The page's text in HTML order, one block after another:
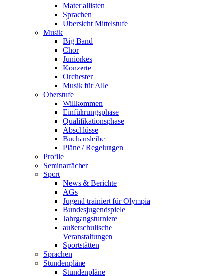
Materiallisten
Sprachen
Übersicht Mittelstufe
Musik
Big Band
Chor
Juniorkes
Konzerte
Orchester
Musik für Alle
Oberstufe
Willkommen
Einführungsphase
Qualifikationsphase
Abschlüsse
Buchausleihe
Pläne / Regelungen
Profile
Seminarfächer
Sport
News & Berichte
AGs
Jugend trainiert für Olympia
Bundesjugendspiele
Jahrgangsturniere
außerschulische
Veranstaltungen
Sportstätten
Sprachen
Stundenpläne
Stundenpläne